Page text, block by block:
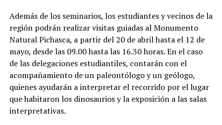
Además de los seminarios, los estudiantes y vecinos de la
región podrán realizar visitas guiadas al Monumento
Natural Pichasca, a partir del 20 de abril hasta el 12 de
mayo, desde las 09.00 hasta las 16.30 horas. En el caso
de las delegaciones estudiantiles, contarán con el
acompañamiento de un paleontólogo y un geólogo,
quienes ayudarán a interpretar el recorrido por el lugar
que habitaron los dinosaurios y la exposición a las salas
interpretativas.